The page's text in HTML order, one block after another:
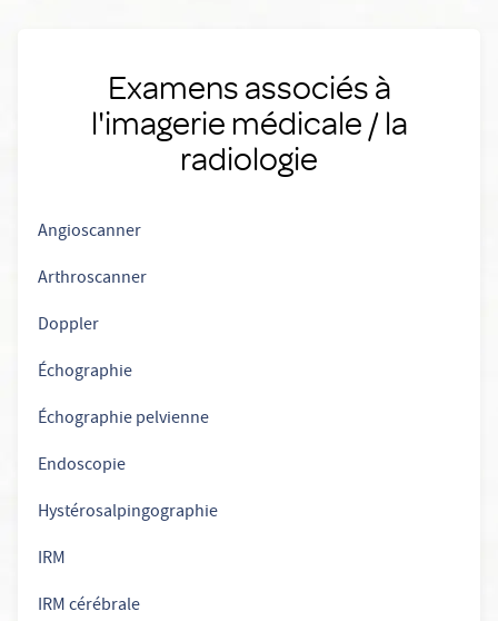
Examens associés à
l'imagerie médicale / la
radiologie
Angioscanner
Arthroscanner
Doppler
Échographie
Échographie pelvienne
Endoscopie
Hystérosalpingographie
IRM
IRM cérébrale